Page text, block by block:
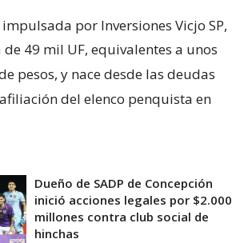
por Inversiones Vicjo SP,
49 mil UF, equivalentes a unos
pesos, y nace desde las deudas
del elenco penquista en
Dueño de SADP de Concepción
inició acciones legales por $2.000
millones contra club social de
hinchas